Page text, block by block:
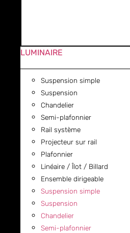
LUMINAIRE
Suspension simple
Suspension
Chandelier
Semi-plafonnier
Rail système
Projecteur sur rail
Plafonnier
Linéaire / Îlot / Billard
Ensemble dirigeable
Suspension simple
Suspension
Chandelier
Semi-plafonnier